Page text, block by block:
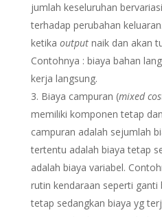
jumlah keseluruhan
terhadap perubahan
ketika outputnaik dan akan
Contohnya : biaya bahan
kerja langsung.
Biaya campuran (mixed
memiliki komponen tetap
campuran adalah sejumlah
tertentu adalah biaya tetap
adalah biaya variabel.
rutin kendaraan seperti ganti
tetap sedangkan biaya yg